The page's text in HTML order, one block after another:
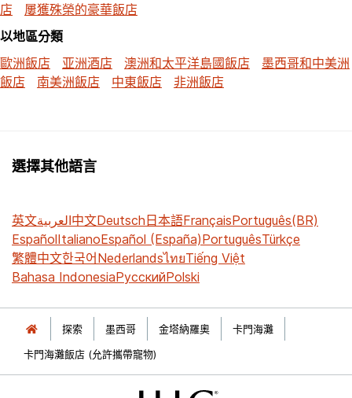
店
屢獲殊榮的豪華飯店
以地區分類
歐洲飯店
亚洲酒店 澳洲和太平洋島國飯店
墨西哥和中美洲
飯店
南美洲飯店 中東飯店 非洲飯店
選擇其他語言
英文العربية中文Deutsch日本語FrançaisPortuguês(BR)
EspañolItalianoEspañol (España)PortuguêsTürkçe
繁體中文한국어NederlandsไทยTiếng Việt
Bahasa IndonesiaРусскийPolski
探索 墨西哥 金塔納羅奧
卡門海灘
卡門海灘飯店 (允許攜帶寵物)